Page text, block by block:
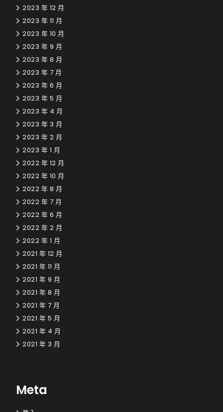
2023 年 12 月
2023 年 11 月
2023 年 10 月
2023 年 9 月
2023 年 8 月
2023 年 7 月
2023 年 6 月
2023 年 5 月
2023 年 4 月
2023 年 3 月
2023 年 2 月
2023 年 1 月
2022 年 12 月
2022 年 10 月
2022 年 8 月
2022 年 7 月
2022 年 6 月
2022 年 2 月
2022 年 1 月
2021 年 12 月
2021 年 11 月
2021 年 9 月
2021 年 8 月
2021 年 7 月
2021 年 5 月
2021 年 4 月
2021 年 3 月
Meta